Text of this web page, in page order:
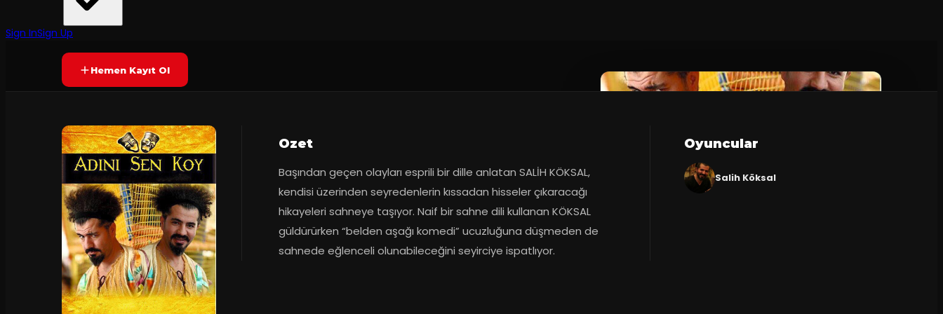
Sign InSign UpYAKINDA Yetersiz oy
Hemen Kayıt Ol
Ozet
Başından geçen olayları esprili bir dille anlatan SALİH KÖKSAL,
kendisi üzerinden seyredenlerin kıssadan hisseler çıkaracağı
hikayeleri sahneye taşıyor. Naif bir sahne dili kullanan KÖKSAL
güldürürken “belden aşağı komedi” ucuzluğuna düşmeden de
sahnede eğlenceli olunabileceğini seyirciye ispatlıyor.
Oyuncular
Salih Köksal